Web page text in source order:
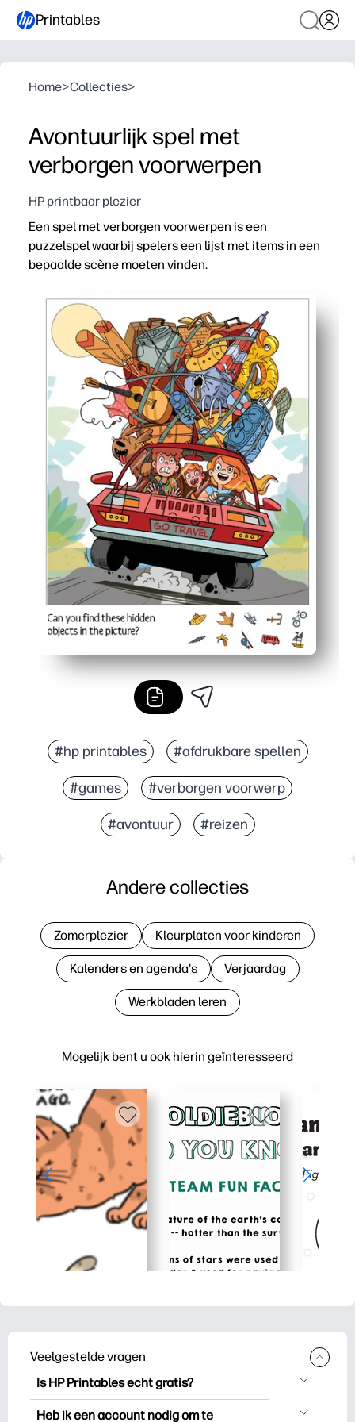
Printables
Home>Collecties>
Avontuurlijk spel met
verborgen voorwerpen
HP printbaar plezier
Een spel met verborgen voorwerpen is een
puzzelspel waarbij spelers een lijst met items in een
bepaalde scène moeten vinden.
#hp printables #afdrukbare spellen
#games #verborgen voorwerp
#avontuur #reizen
Mogelijk bent u ook hierin geïnteresseerd
Andere collecties
Zomerplezier Kleurplaten voor kinderen
Kalenders en agenda's Verjaardag
Werkbladen leren
Veelgestelde vragen
Is HP Printables echt gratis?
HP Printables biedt meer dan 2.500
Heb ik een account nodig om te